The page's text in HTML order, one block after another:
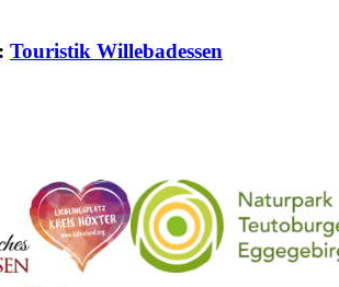
Stephan
Bauer
und
noch
so
viel
Ehe
Touristik Willebadessen